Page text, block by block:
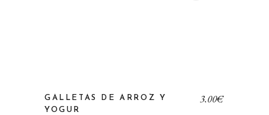
GALLETAS DE ARROZ Y
YOGUR
3,00€